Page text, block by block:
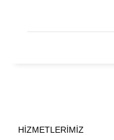
HIZMETLERIMIZ